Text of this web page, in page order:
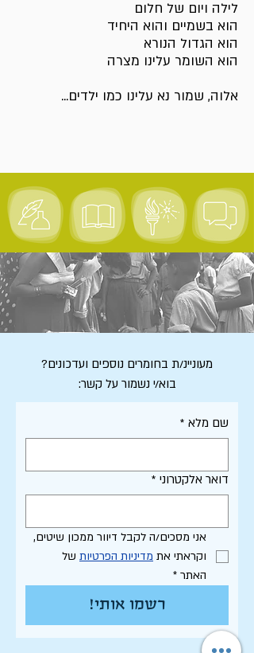
לילה ויום של חלום
הוא בשמיים והוא היחיד
הוא הגדול הנורא
הוא השומר עלינו מצרה
אלוה, שמור נא עלינו כמו ילדים...
מעוניינ/ת בחומרים נוספים ועדכונים?
בוא/י נשמור על קשר:
שם מלא *
דואר אלקטרוני *
וקראתי את מדיניות הפרטיות
האתר *
רשמו אותי!